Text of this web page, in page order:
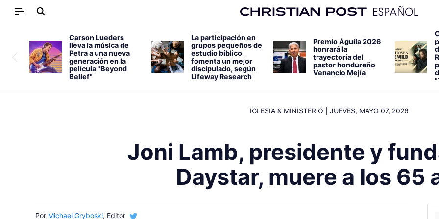
Carson Lueders
lleva la música de
Petra a una nueva
generación en la
película "Beyond
Belief"
La participación en
grupos pequeños de
estudio bíblico
fomenta un mejor
discipulado, según
Lifeway Research
Premio Águila 2026
honrará la
trayectoria del
pastor hondureño
Venancio Mejía
IGLESIA & MINISTERIO JUEVES, MAYO 07, 2026
Joni Lamb, presidente y
Daystar, muere a los 65
Por Michael Gryboski, Editor